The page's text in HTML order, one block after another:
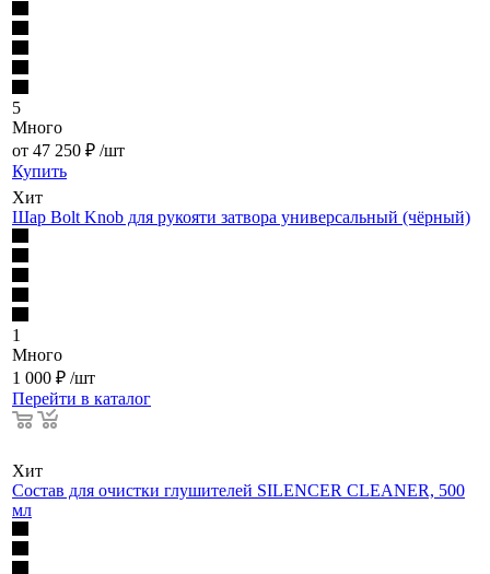
5
Много
от 47 250 ₽ /шт
Купить
Хит
Шар Bolt Knob для рукояти затвора универсальный (чёрный)
1
Много
1 000 ₽ /шт
Перейти в каталог
Хит
Состав для очистки глушителей SILENCER CLEANER, 500
мл